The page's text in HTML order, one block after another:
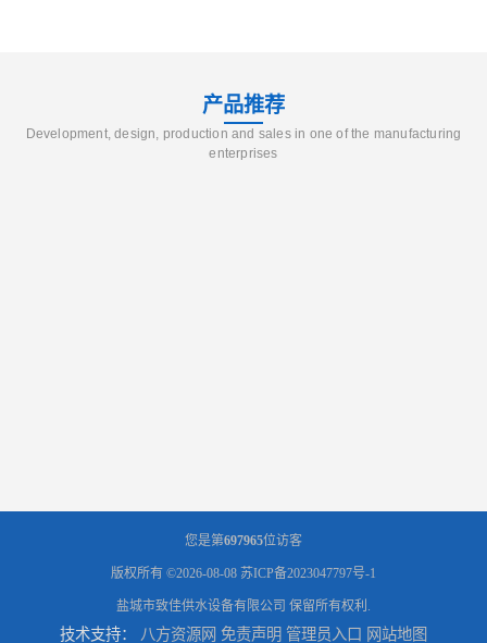
产品推荐
Development, design, production and sales in one of the manufacturing
enterprises
您是第697965位访客
版权所有 ©2026-08-08 苏ICP备2023047797号-1
盐城市致佳供水设备有限公司 保留所有权利.
技术支持： 八方资源网 免责声明 管理员入口 网站地图